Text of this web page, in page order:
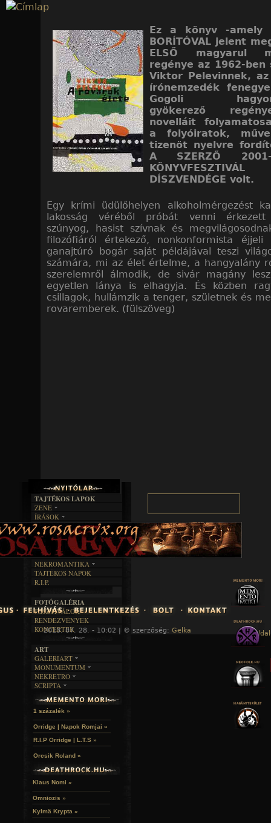
Ez a könyv -amely
BORÍTÓVAL jelent
ELSŐ magyarul
regénye az 1962-
Viktor Pelevinnek,
írónemzedék
Gogoli
gyökerező
novelláit
a folyóiratok,
tizenöt nyelvre
A SZERZŐ
KÖNYVFESZTIVÁL
DÍSZVENDÉGE volt.
Egy krími üdülőhelyen alkoholmérgezést
lakosság véréből próbát venni érkezett
szúnyog, hasist szívnak és
filozófiáról értekező, nonkonformista éjjeli
ganajtúró bogár saját példájával teszi
számára, mi az élet értelme, a hangyalány
szerelemről álmodik, de sivár magány
egyetlen lánya is elhagyja. És közben
csillagok, hullámzik a tenger, születnek és
rovaremberek. (fülszöveg)
2013. 07. 28. - 10:02 | © szerzőség: Gelka « Főoldal
TAJTÉKOS LAPOK
ZENE
EGYÜTTESEK
INTERJÚK
FORDÍTÁSOK
DALSZÖVEGEK
ÍRÁSOK
IRODALOM
FILM
MŰVÉSZET
ÍRÁSTÖRTÉNET
BOSZORKÁNYKONYHA
FEKETE HUMOR
KÉPES
SZÖVEGES
RENDEZVÉNYEK
NEKROMANTIKA
AKTUÁLIS
A MÚLT
TAJTÉKOS NAPOK
R.I.P.
FOTÓGALÉRIA
FESZTIVÁLOK
RENDEZVÉNYEK
KONCERTEK
ART
GALERIART
ARTGALERI
KÉPREGÉNYEK
LAKÁSKULTS
MONUMENTUM
TEMETŐK
TEMPLOMOK
VÁRAK
HELYEK
NEKRETRO
SZUBKULT
FEKETE LYUK
RELIKVIÁK
SCRIPTA
NOVELLÁK
VERSEK
1 százalék »
Orridge | Napok Romjai »
R.I.P Orridge | L.T.S »
Orcsik Roland »
Klaus Nomi »
Omniozis »
Kylmä Krypta »